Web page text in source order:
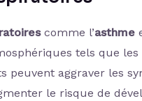
comme l’asthme
tels que
peuvent aggraver les
le risque de